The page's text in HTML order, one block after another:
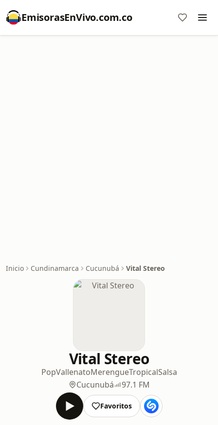
EmisorasEnVivo.com.co
Inicio Cundinamarca Cucunubá Vital Stereo
Vital Stereo
PopVallenatoMerengueTropicalSalsa
Cucunubá
97.1 FM
Favoritos